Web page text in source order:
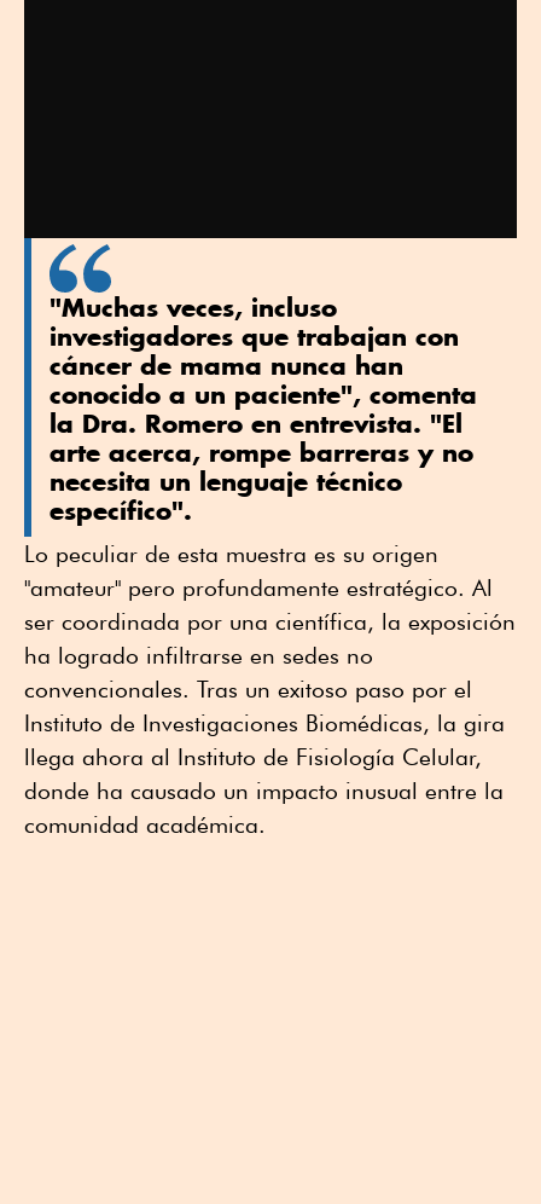
"Muchas veces, incluso
investigadores que trabajan con
cáncer de mama nunca han
conocido a un paciente", comenta
la Dra. Romero en entrevista. "El
arte acerca, rompe barreras y no
necesita un lenguaje técnico
específico".
Lo peculiar de esta muestra es su origen
"amateur" pero profundamente estratégico. Al
ser coordinada por una científica, la exposición
ha logrado infiltrarse en sedes no
convencionales. Tras un exitoso paso por el
Instituto de Investigaciones Biomédicas, la gira
llega ahora al Instituto de Fisiología Celular,
donde ha causado un impacto inusual entre la
comunidad académica.